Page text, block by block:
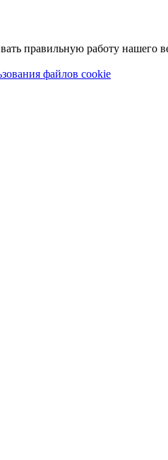
правильную работу нашего
файлов cookie